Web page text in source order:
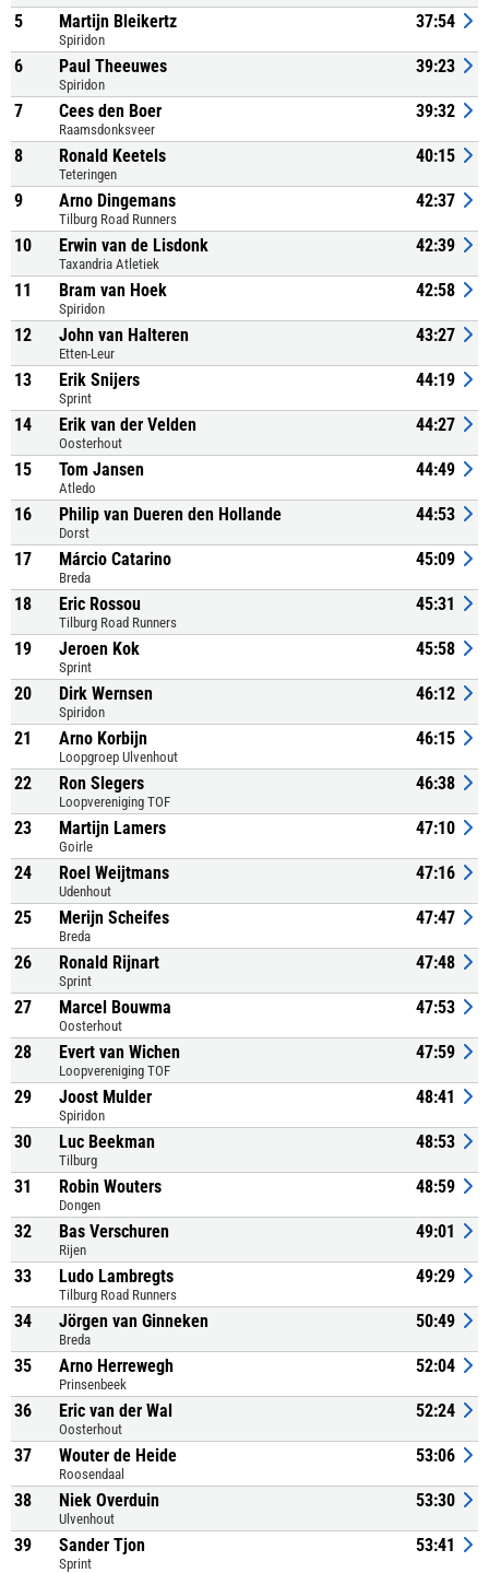
5 Martijn Bleikertz
Spiridon
37:54
6 Paul Theeuwes
Spiridon
39:23
7 Cees den Boer
Raamsdonksveer
39:32
8 Ronald Keetels
Teteringen
40:15
9 Arno Dingemans
Tilburg Road Runners
42:37
10 Erwin van de Lisdonk
Taxandria Atletiek
42:39
11 Bram van Hoek
Spiridon
42:58
12 John van Halteren
Etten-Leur
43:27
13 Erik Snijers
Sprint
44:19
14 Erik van der Velden
Oosterhout
44:27
15 Tom Jansen
Atledo
44:49
16 Philip van Dueren den Hollande
Dorst
44:53
17 Márcio Catarino
Breda
45:09
18 Eric Rossou
Tilburg Road Runners
45:31
19 Jeroen Kok
Sprint
45:58
20 Dirk Wernsen
Spiridon
46:12
21 Arno Korbijn
Loopgroep Ulvenhout
46:15
22 Ron Slegers
Loopvereniging TOF
46:38
23 Martijn Lamers
Goirle
47:10
24 Roel Weijtmans
Udenhout
47:16
25 Merijn Scheifes
Breda
47:47
26 Ronald Rijnart
Sprint
47:48
27 Marcel Bouwma
Oosterhout
47:53
28 Evert van Wichen
Loopvereniging TOF
47:59
29 Joost Mulder
Spiridon
48:41
30 Luc Beekman
Tilburg
48:53
31 Robin Wouters
Dongen
48:59
32 Bas Verschuren
Rijen
49:01
33 Ludo Lambregts
Tilburg Road Runners
49:29
34 Jörgen van Ginneken
Breda
50:49
35 Arno Herrewegh
Prinsenbeek
52:04
36 Eric van der Wal
Oosterhout
52:24
37 Wouter de Heide
Roosendaal
53:06
38 Niek Overduin
Ulvenhout
53:30
39 Sander Tjon
Sprint
53:41